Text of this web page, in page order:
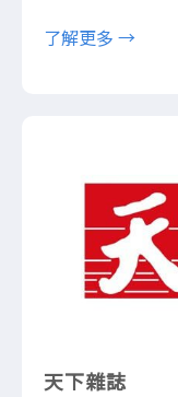
了解更多 →
天下雜誌